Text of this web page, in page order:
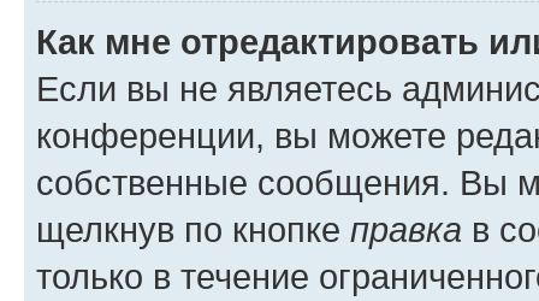
Как мне отредактировать
Если вы не являетесь
конференции, вы можете
собственные сообщения. Вы
щелкнув по кнопке правка в
только в течение